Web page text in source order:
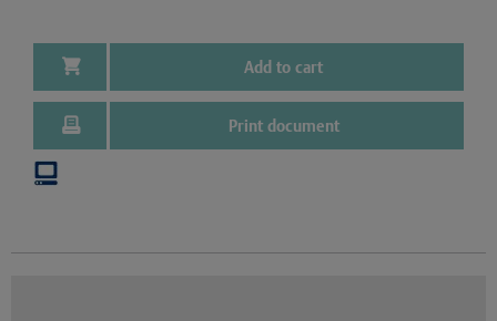
Add to cart
Print document